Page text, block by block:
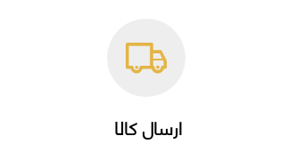
ارسال کالا